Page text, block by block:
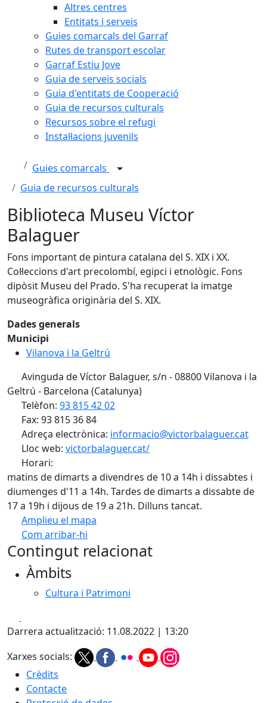
Altres centres
Entitats i serveis
Guies comarcals del Garraf
Rutes de transport escolar
Garraf Estiu Jove
Guia de serveis socials
Guia d'entitats de Cooperació
Guia de recursos culturals
Recursos sobre el refugi
Instal·lacions juvenils
Guies comarcals
Guia de recursos culturals
Biblioteca Museu Víctor
Balaguer
Fons important de pintura catalana del S. XIX i XX.
Col·leccions d'art precolombí, egipci i etnològic. Fons
dipòsit Museu del Prado. S'ha recuperat la imatge
museogràfica originària del S. XIX.
Dades generals
Municipi
Vilanova i la Geltrú
Avinguda de Víctor Balaguer, s/n - 08800 Vilanova i la
Geltrú - Barcelona (Catalunya)
Telèfon: 93 815 42 02
Fax: 93 815 36 84
Adreça electrònica: informacio@victorbalaguer.cat
Lloc web: victorbalaguer.cat/
Horari:
matins de dimarts a divendres de 10 a 14h i dissabtes i
diumenges d'11 a 14h. Tardes de dimarts a dissabte de
17 a 19h i dijous de 19 a 21h. Dilluns tancat.
Amplieu el mapa
Com arribar-hi
+
−
Contingut relacionat
Àmbits
Cultura i Patrimoni
Darrera actualització: 11.08.2022 | 13:20
Xarxes socials:
Crèdits
Contacte